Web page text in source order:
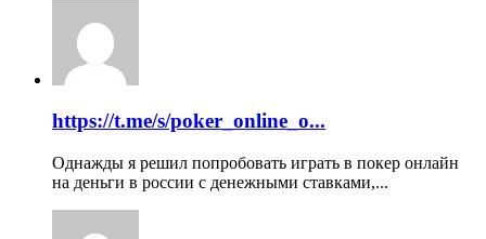
https://t.me/s/poker_online_o...
Однажды я решил попробовать играть в покер онлайн
на деньги в россии с денежными ставками,...